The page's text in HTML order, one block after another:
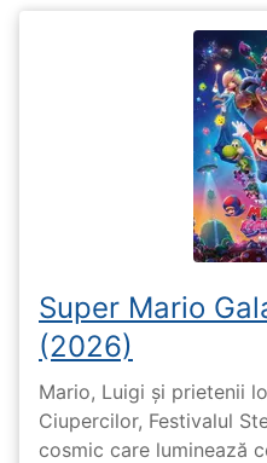
Super Mario
(2026)
Mario, Luigi și prietenii
Ciupercilor, Festivalul
cosmic care luminează